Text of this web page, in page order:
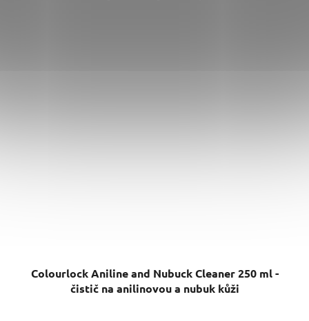
Colourlock Aniline and Nubuck Cleaner 250 ml -
čistič na anilinovou a nubuk kůži